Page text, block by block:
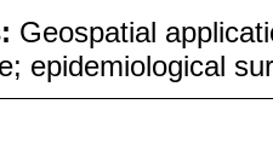
Geospatial
epidemiological